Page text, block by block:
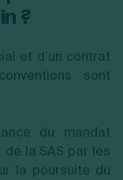
?
et d’un contrat
sont
du mandat
la SAS par les
la poursuite du